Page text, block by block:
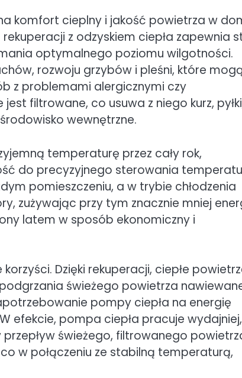
komfort cieplny i jakość powietrza w
z odzyskiem ciepła zapewnia
optymalnego poziomu wilgotności.
rozwoju grzybów i pleśni, które
z problemami alergicznymi czy
filtrowane, co usuwa z niego kurz,
wewnętrzne.
temperaturę przez cały rok,
do precyzyjnego sterowania
pomieszczeniu, a w trybie chłodzenia
zużywając przy tym znacznie mniej
latem w sposób ekonomiczny i
Dzięki rekuperacji, ciepłe
świeżego powietrza
pompy ciepła na energię
efekcie, pompa ciepła pracuje
przepływ świeżego, filtrowanego
w połączeniu ze stabilną temperaturą,